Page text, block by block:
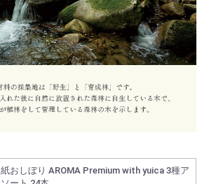
紙おしぼり AROMA Premium with yuica 3種ア